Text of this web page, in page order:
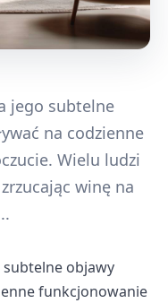
jego subtelne
na codzienne
Wielu ludzi
winę na
subtelne objawy
funkcjonowanie